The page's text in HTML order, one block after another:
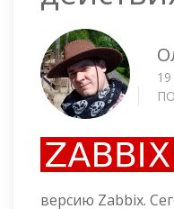
версию Zabbix.